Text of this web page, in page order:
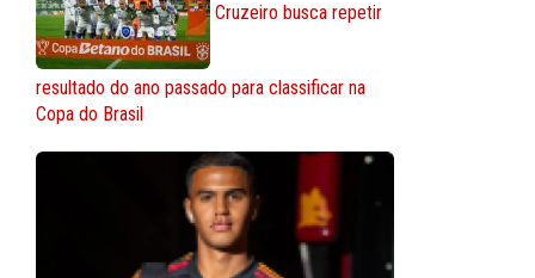
Cruzeiro busca repetir
resultado do ano passado para classificar na
Copa do Brasil